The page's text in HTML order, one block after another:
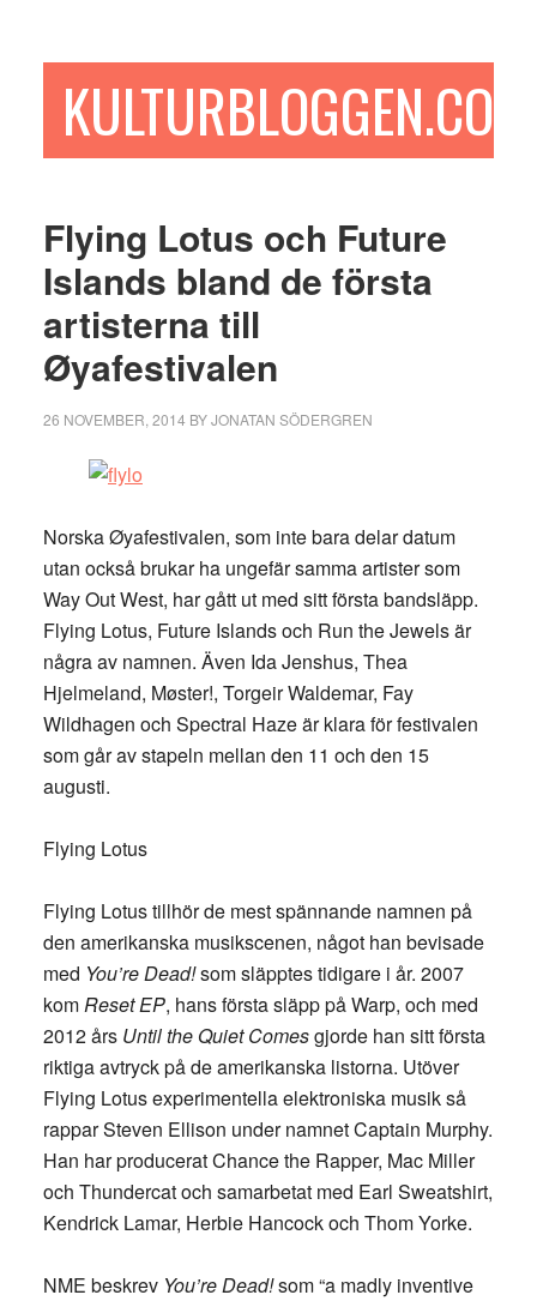
sidofältetKULTURBLOGGEN.COM
Flying Lotus och Future
Islands bland de första
artisterna till
Øyafestivalen
26 NOVEMBER, 2014 BYJONATAN SÖDERGREN
Norska Øyafestivalen, som inte bara delar datum
utan också brukar ha ungefär samma artister som
Way Out West, har gått ut med sitt första bandsläpp.
Flying Lotus, Future Islands och Run the Jewels är
några av namnen. Även Ida Jenshus, Thea
Hjelmeland, Møster!, Torgeir Waldemar, Fay
Wildhagen och Spectral Haze är klara för festivalen
som går av stapeln mellan den 11 och den 15
augusti.
Flying Lotus
Flying Lotus tillhör de mest spännande namnen på
den amerikanska musikscenen, något han bevisade
med You’re Dead!som släpptes tidigare i år. 2007
komReset EP, hans första släpp på Warp, och med
2012 års Until the Quiet Comesgjorde han sitt första
riktiga avtryck på de amerikanska listorna. Utöver
Flying Lotus experimentella elektroniska musik så
rappar Steven Ellison under namnet Captain Murphy.
Han har producerat Chance the Rapper, Mac Miller
och Thundercat och samarbetat med Earl Sweatshirt,
Kendrick Lamar, Herbie Hancock och Thom Yorke.
NME beskrev You’re Dead!som “a madly inventive